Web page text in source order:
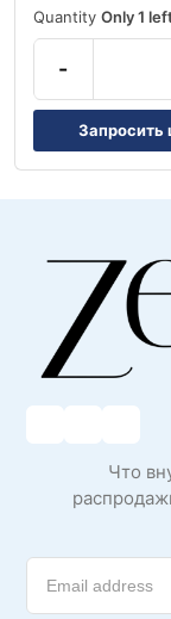
Quantity Only 1
-
Запросить
Что